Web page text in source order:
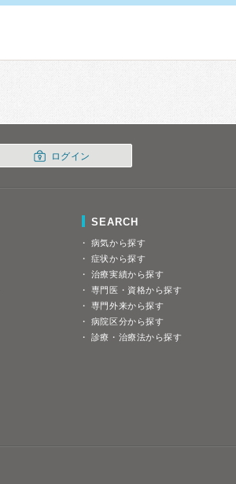
ログイン
SEARCH
病気から探す
症状から探す
治療実績から探す
専門医・資格から探す
専門外来から探す
病院区分から探す
診療・治療法から探す